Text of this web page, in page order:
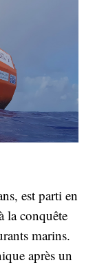
est parti en
la conquête
marins.
après un